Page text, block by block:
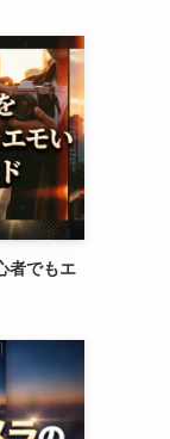
者でもエ